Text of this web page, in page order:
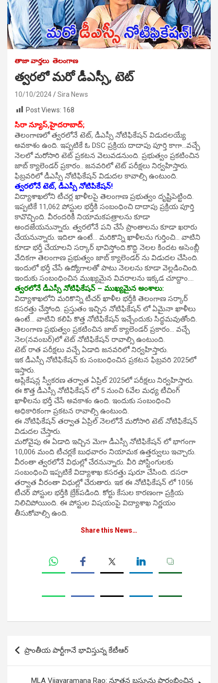
తాజా వార్తలు తెలంగాణ
త్వరలో మరో డీఎస్సీ, టెట్
10/10/2024
Sira News
Post Views: 168
సిరా న్యూస్,హైదరాబాద్;
తెలంగాణలో త్వరలోనే టెట్, డీఎస్సీ నోటిఫికేషన్ విడుదలయ్యే
అవకాశం ఉంది. ఇప్పటికే ఓ DSC ప్రక్రియ దాదాపు పూర్తి కాగా…వచ్చే
నెలలో మరోసారి టెట్ ప్రకటన వెలువడనుంది. ప్రభుత్వం ప్రకటించిన
జాబ్ క్యాలెండర్ ప్రకారం.. జనవరిలో టెట్ పరీక్షలు నిర్వహిస్తారు.
ఫిబ్రవరిలో డీఎస్సీ నోటిఫికేషన్ విడుదల కావాల్సి ఉంటుంది.
త్వరలోనే టెట్, డీఎస్సీ నోటిపికేషన్!
విద్యాశాఖలోని టీచర్ల ఖాళీలపై తెలంగాణ ప్రభుత్వం దృష్టిపెట్టింది.
ఇప్పటికే 11,062 పోస్టుల భర్తీకి సంబంధించి దాదాపు ప్రక్రియ పూర్తి
కావొచ్చింది. వీరందరికీ నియామకపత్రాలను కూడా
అందజేయనున్నారు. త్వరలోనే పని చేసే ప్రాంతాలను కూడా ఖరారు
చేయనున్నారు. ఇదిలా ఉంటే… మరికొన్ని ఖాళీలను గుర్తించి… వాటిని
కూడా భర్తీ చేయాలని సర్కార్ భావిస్తోంది.కొద్ది నెలల కిందట అసెంబ్లీ
వేదికగా తెలంగాణ ప్రభుత్వం జాబ్ క్యాలెండర్ ను విడుదల చేసింది.
ఇందులో భర్తీ చేసే ఉద్యోగాలతో పాటు నెలలను కూడా వెల్లడించింది.
ఇందుకు సంబంధించిన ముఖ్యమైన వివరాలను ఇక్కడ చూద్దాం….
త్వరలోనే డీఎస్సీ నోటిఫికేషన్ – ముఖ్యమైన అంశాలు:
విద్యాశాఖలోని మరికొన్ని టీచర్ ఖాళీల భర్తీకి తెలంగాణ సర్కార్
కసరత్తు చేస్తోంది. ప్రస్తుతం ఇచ్చిన నోటిఫికేషన్ లో ఏమైనా ఖాళీలు
ఉంటే… వాటిని కలిపి కొత్త నోటిఫికేషన్ ఇచ్చేందుకు సిద్ధమవుతోంది.
తెలంగాణ ప్రభుత్వం ప్రకటించిన జాబ్ క్యాలెండర్ ప్రకారం… వచ్చే
నెల(నవంబర్)లో టెట్ నోటిఫికేషన్ రావాల్సి ఉంటుంది.
టెట్ రాత పరీక్షలు వచ్చే ఏడాది జనవరిలో నిర్వహిస్తారు.
ఇక డీఎస్సీ నోటిఫికేషన్ కు సంబంధించిన ప్రకటన ఫిబ్రవరి 2025లో
ఇస్తారు.
అప్లికేషన్ల స్వీకరణ తర్వాత ఏప్రిల్ 2025లో పరీక్షలు నిర్వహిస్తారు.
ఈ కొత్త డీఎస్సీ నోటిఫికేషన్ లో 5 నుంచి 6వేల మధ్య టీచింగ్
ఖాళీలను భర్తీ చేసే అవకాశం ఉంది. ఇందుకు సంబంధించి
అధికారికంగా ప్రకటన రావాల్సి ఉంటుంది.
ఈ నోటిఫికేషన్ తర్వాత ఏప్రిల్ నెలలోనే మరోసారి టెట్ నోటిఫికేషన్
విడుదల చేస్తారు.
మరోవైపు ఈ ఏడాది ఇచ్చిన మెగా డీఎస్సీ నోటిఫికేషన్ లో భాగంగా
10,006 మంది టీచర్లకే బుధవారం నియామక ఉత్తర్వులు ఇచ్చారు.
వీరంతా త్వరలోనే విధుల్లో చేరనున్నారు. వీరి పోస్టింగులకు
సంబంధించి ఇప్పటికే విద్యాశాఖ కసరత్తు షురూ చేసింది. దసరా
తర్వాత వీరంతా విధుల్లో చేరుతారు. ఇక ఈ నోటిఫికేషన్ లో 1056
టీచర్‌ పోస్టుల భర్తీకి బ్రేక్‌పడింది. కోర్టు కేసుల కారణంగా ప్రక్రియ
నిలిచిపోయింది. ఈ పోస్టుల విషయంపై విద్యాశాఖ నిర్ణయం
తీసుకోవాల్సి ఉంది.
Share this News…
Post
navigation
ప్రాంతీయ పార్టీగానే భావిస్తున్న కేటీఆర్
MLA Vijayaramana Rao: నూతన బస్సును ప్రారంభించిన